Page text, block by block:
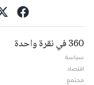
360 في نقرة واحدة
سياسة
اقتصاد
مجتمع